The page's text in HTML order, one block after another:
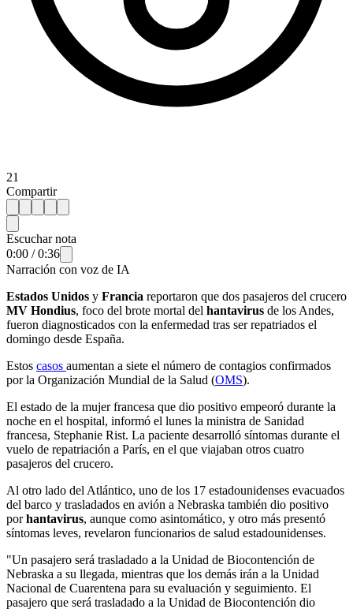
21
Compartir
Escuchar nota
0:00 /0:36
Narración con voz de IA
Estados Unidos y Francia reportaron que dos pasajeros del crucero
MV Hondius, foco del brote mortal del hantavirus de los Andes,
fueron diagnosticados con la enfermedad tras ser repatriados el
domingo desde España.
Estos casos aumentan a siete el número de contagios confirmados
por la Organización Mundial de la Salud (OMS).
El estado de la mujer francesa que dio positivo empeoró durante la
noche en el hospital, informó el lunes la ministra de Sanidad
francesa, Stephanie Rist. La paciente desarrolló síntomas durante el
vuelo de repatriación a París, en el que viajaban otros cuatro
pasajeros del crucero.
Al otro lado del Atlántico, uno de los 17 estadounidenses evacuados
del barco y trasladados en avión a Nebraska también dio positivo
porhantavirus, aunque como asintomático, y otro más presentó
síntomas leves, revelaron funcionarios de salud estadounidenses.
"Un pasajero será trasladado a la Unidad de Biocontención de
Nebraska a su llegada, mientras que los demás irán a la Unidad
Nacional de Cuarentena para su evaluación y seguimiento. El
pasajero que será trasladado a la Unidad de Biocontención dio